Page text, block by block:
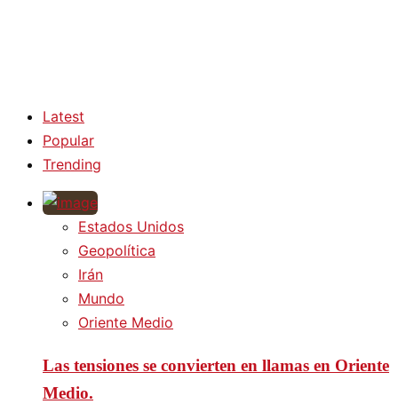
Latest
Popular
Trending
Estados Unidos
Geopolítica
Irán
Mundo
Oriente Medio
Las tensiones se convierten en llamas en Oriente
Medio.